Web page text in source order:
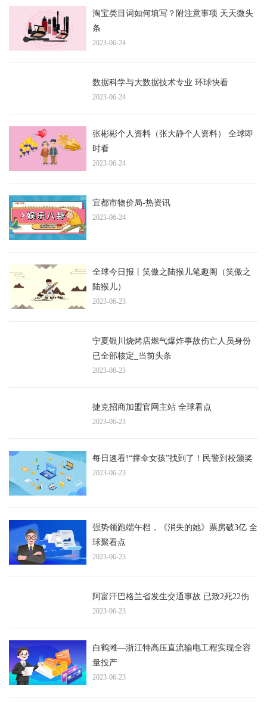
淘宝类目词如何填写？附注意事项 天天微头
条
2023-06-24
数据科学与大数据技术专业 环球快看
2023-06-24
张彬彬个人资料（张大静个人资料） 全球即
时看
2023-06-24
宜都市物价局-热资讯
2023-06-24
全球今日报丨笑傲之陆猴儿笔趣阁（笑傲之
陆猴儿）
2023-06-23
宁夏银川烧烤店燃气爆炸事故伤亡人员身份
已全部核定_当前头条
2023-06-23
捷克招商加盟官网主站 全球看点
2023-06-23
每日速看!“撑伞女孩”找到了！民警到校颁奖
2023-06-23
强势领跑端午档，《消失的她》票房破3亿 全
球聚看点
2023-06-23
阿富汗巴格兰省发生交通事故 已致2死22伤
2023-06-23
白鹤滩—浙江特高压直流输电工程实现全容
量投产
2023-06-23